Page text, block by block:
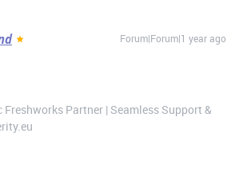
Forum|Forum|1 year ago
Partner | Seamless Support &